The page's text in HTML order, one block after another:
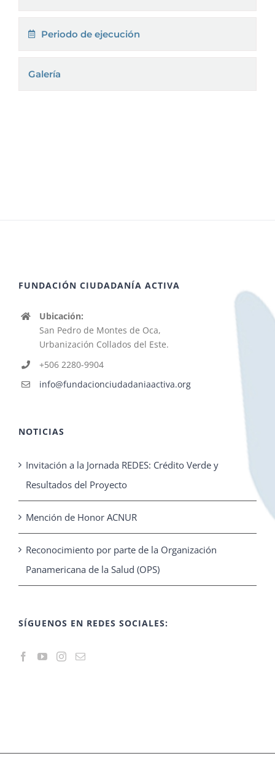
Periodo de ejecución
Galería
FUNDACIÓN CIUDADANÍA ACTIVA
Ubicación:
San Pedro de Montes de Oca,
Urbanización Collados del Este.
+506 2280-9904
info@fundacionciudadaniaactiva.org
NOTICIAS
Invitación a la Jornada REDES: Crédito Verde y
Resultados del Proyecto
Mención de Honor ACNUR
Reconocimiento por parte de la Organización
Panamericana de la Salud (OPS)
SÍGUENOS EN REDES SOCIALES: